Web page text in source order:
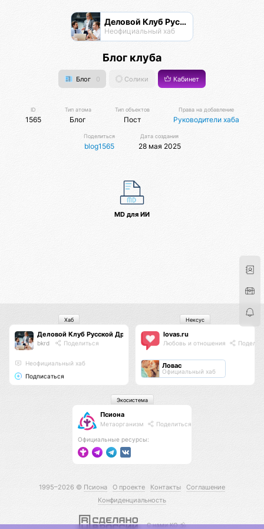
Деловой Клуб Русской Дружины
Неофициальный хаб
Блог клуба
Блог 0 Солики Кабинет
ID
1565
Тип атома
Блог
Тип объектов
Пост
Права на добавление
Руководители хаба
Поделиться
blog1565
Дата создания
28 мая 2025
MD для ИИ
Деловой Клуб Русской Дружины
bkrd Поделиться
Неофициальный хаб
Подписаться
Хаб
lovas.ru
Любовь и отношения
Ловас
Официальный хаб
Нексус
Псиона
Метаорганизм Поделиться
Официальные ресурсы:
Экосистема
1995–2026 © Псиона О проекте Контакты
Соглашение
Конфиденциальность
С нами КО 🕉️